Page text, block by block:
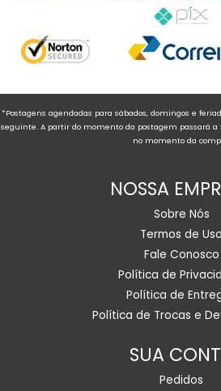
*Postagens agendadas para sábados, domingos e
seguinte. A partir do momento da postagem passará
no momento da
NOSSA
Sobre Nós
Termos de Uso
Fale Conosco
Política de
Política de
Política de Trocas e
SUA
Pedidos